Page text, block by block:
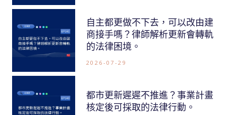
自主都更做不下去，可以改由建
商接手嗎？律師解析更新會轉軌
的法律困境。
2026-07-29
都市更新遲遲不推進？事業計畫
核定後可採取的法律行動。